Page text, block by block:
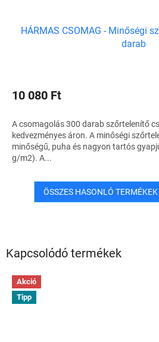
Kapcsolódó termékek
Akció
Tipp
HÁRMAS CSOMAG - Minőségi
darab
10 080 Ft
A csomagolás 300 darab szőrtelenítő
kedvezményes áron. A minőségi
minőségű, puha és nagyon tartós
g/m2). A...
ÖSSZES HASONLÓ